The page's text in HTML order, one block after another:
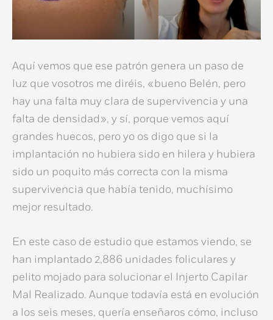
Aquí vemos que ese patrón genera un paso de
luz que vosotros me diréis, «bueno Belén, pero
hay una falta muy clara de supervivencia y una
falta de densidad», y sí, porque vemos aquí
grandes huecos, pero yo os digo que si la
implantación no hubiera sido en hilera y hubiera
sido un poquito más correcta con la misma
supervivencia que había tenido, muchísimo
mejor resultado.
En este caso de estudio que estamos viendo, se
han implantado 2,886 unidades foliculares y
pelito mojado para solucionar el Injerto Capilar
Mal Realizado. Aunque todavía está en evolución
a los seis meses, quería enseñaros cómo, incluso